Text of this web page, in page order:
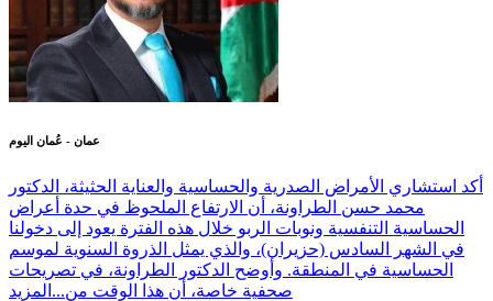
عمان - عُمان اليوم
أكد استشاري الأمراض الصدرية والحساسية والعناية الحثيثة، الدكتور
محمد حسن الطراونة، أن الارتفاع الملحوظ في حدة أعراض
الحساسية التنفسية ونوبات الربو خلال هذه الفترة يعود إلى دخولنا
في الشهر السادس (حزيران)، والذي يمثل الذروة السنوية لموسم
الحساسية في المنطقة. وأوضح الدكتور الطراونة، في تصريحات
صحفية خاصة، أن هذا الوقت من... المزيد